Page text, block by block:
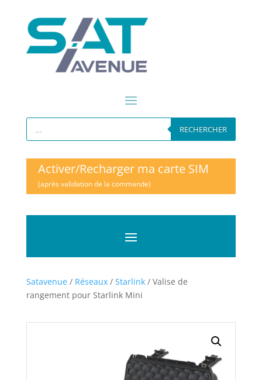
Recherche
produits
RECHERCHER
Activer/Recharger ma carte SIM
(après validation de la commande)
Satavenue/ Réseaux/ Starlink/ Valise de
rangement pour Starlink Mini